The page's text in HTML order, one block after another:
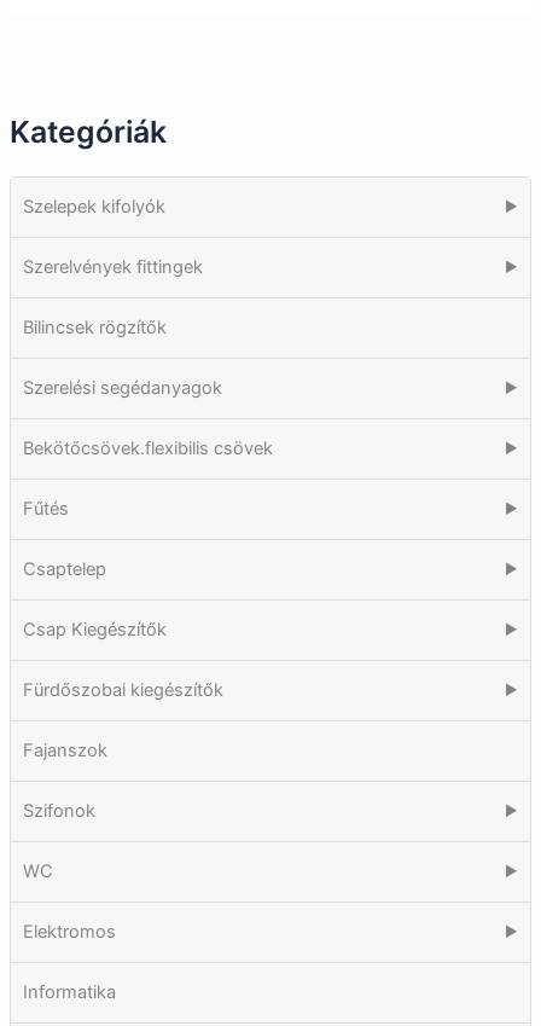
Kategóriák
Szelepek kifolyók ▶
Szerelvények fittingek ▶
Bilincsek rögzítők
Szerelési segédanyagok ▶
Bekötőcsövek.flexibilis csövek ▶
Fűtés ▶
Csaptelep ▶
Csap Kiegészítők ▶
Fürdőszobai kiegészítők ▶
Fajanszok
Szifonok ▶
WC ▶
Elektromos ▶
Informatika